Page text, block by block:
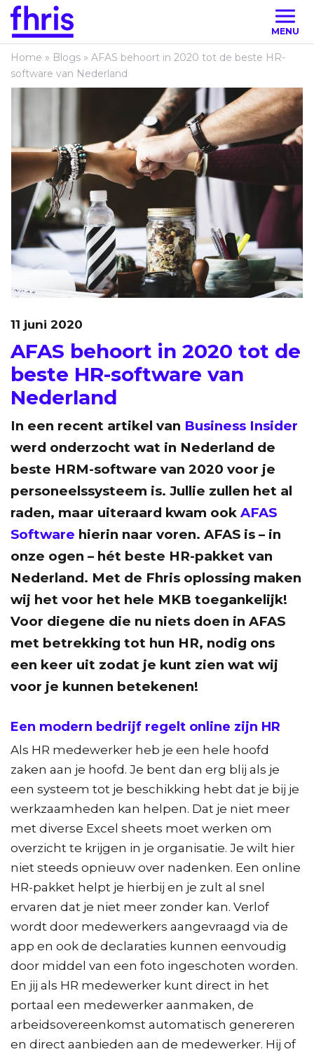
MENU
Home » Blogs » AFAS behoort in 2020 tot de beste HR-
software van Nederland
11 juni 2020
AFAS behoort in 2020 tot de
beste HR-software van
Nederland
In een recent artikel van Business Insider
werd onderzocht wat in Nederland de
beste HRM-software van 2020 voor je
personeelssysteem is. Jullie zullen het al
raden, maar uiteraard kwam ook AFAS
Software hierin naar voren. AFAS is – in
onze ogen – hét beste HR-pakket van
Nederland. Met de Fhris oplossing maken
wij het voor het hele MKB toegankelijk!
Voor diegene die nu niets doen in AFAS
met betrekking tot hun HR, nodig ons
een keer uit zodat je kunt zien wat wij
voor je kunnen betekenen!
Een modern bedrijf regelt online zijn HR
Als HR medewerker heb je een hele hoofd
zaken aan je hoofd. Je bent dan erg blij als je
een systeem tot je beschikking hebt dat je bij je
werkzaamheden kan helpen. Dat je niet meer
met diverse Excel sheets moet werken om
overzicht te krijgen in je organisatie. Je wilt hier
niet steeds opnieuw over nadenken. Een online
HR-pakket helpt je hierbij en je zult al snel
ervaren dat je niet meer zonder kan. Verlof
wordt door medewerkers aangevraagd via de
app en ook de declaraties kunnen eenvoudig
door middel van een foto ingeschoten worden.
En jij als HR medewerker kunt direct in het
portaal een medewerker aanmaken, de
arbeidsovereenkomst automatisch genereren
en direct aanbieden aan de medewerker. Hij of